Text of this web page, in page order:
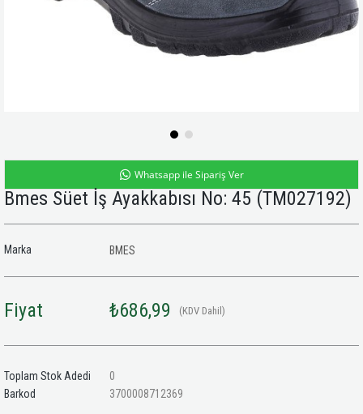
Whatsapp ile Sipariş Ver
Bmes Süet İş Ayakkabısı No: 45 (TM027192)
Marka BMES
Fiyat ₺686,99 (KDV Dahil)
Toplam Stok Adedi
0
Barkod
3700008712369